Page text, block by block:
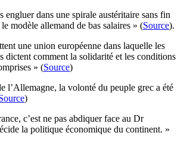
engluer dans une spirale austéritaire sans fin
modèle allemand de bas salaires » (Source).
une union européenne dans laquelle les
dictent comment la solidarité et les conditions
» (Source)
l’Allemagne, la volonté du peuple grec a été
)
c’est ne pas abdiquer face au Dr
la politique économique du continent. »